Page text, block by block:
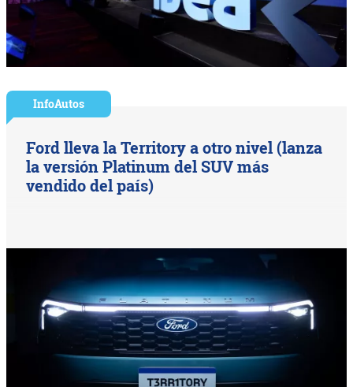
InfoAutos
Ford lleva la Territory a otro nivel (lanza
la versión Platinum del SUV más
vendido del país)